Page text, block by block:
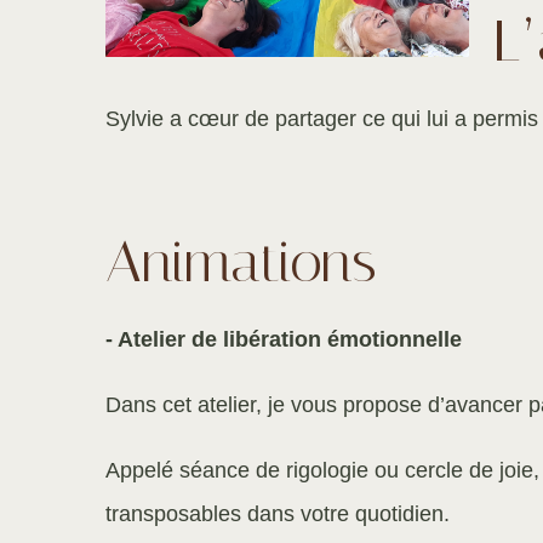
Sylvie a cœur de partager ce qui lui a
Animations
- Atelier de libération émotionnelle
Dans cet atelier, je vous propose
Appelé séance de rigologie ou cercle de
transposables dans votre quotidien.